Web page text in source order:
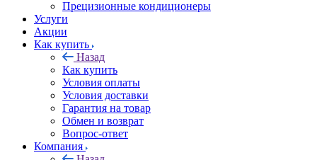
Прецизионные кондиционеры
Услуги
Акции
Как купить
Назад
Как купить
Условия оплаты
Условия доставки
Гарантия на товар
Обмен и возврат
Вопрос-ответ
Компания